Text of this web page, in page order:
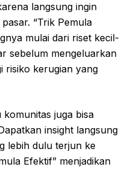
langsung ingin
“Trik Pemula
mulai dari riset kecil-
sebelum mengeluarkan
risiko kerugian yang
juga bisa
insight langsung
lebih dulu terjun ke
Efektif” menjadikan